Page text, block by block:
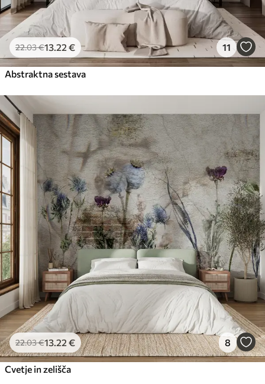
22.03€13 .22 € 11
Abstraktna sestava
22.03€13 .22 € 8
Cvetje in zelišča